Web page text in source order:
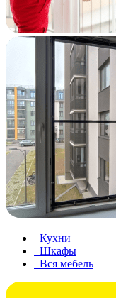
Кухни
Шкафы
Вся мебель